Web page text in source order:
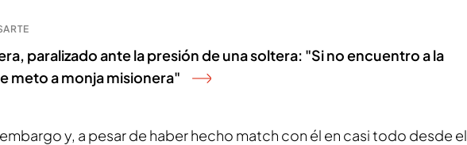
paralizado ante la presión de una soltera: "Si no encuentro a la
meto a monja misionera"
y, a pesar de haber hecho match con él en casi todo desde el